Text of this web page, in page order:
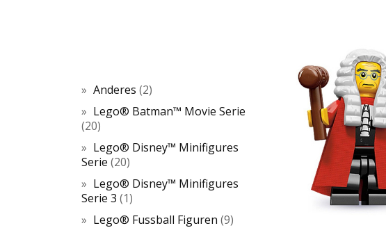
Anderes 2
Lego® Batman™ Movie Serie
20
Lego® Disney™ Minifigures
Serie 20
Lego® Disney™ Minifigures
Serie 3 1
Lego® Fussball Figuren 9